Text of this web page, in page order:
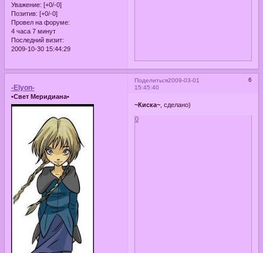
Уважение: [+0/-0]
Позитив: [+0/-0]
Провел на форуме:
4 часа 7 минут
Последний визит:
2009-10-30 15:44:29
Поделиться 6
2009-03-01
15:45:40
-Elyon-
•Свет Меридиана•
~Киска~, сделано)
0